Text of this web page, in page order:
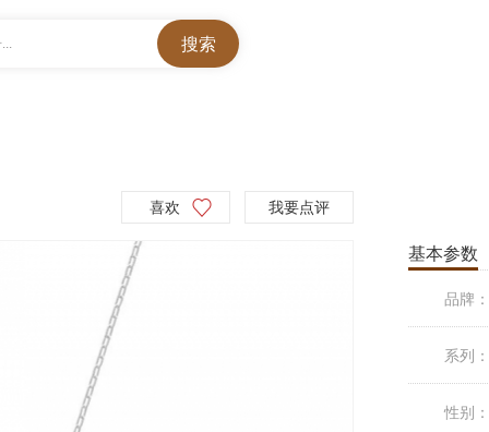
喜欢 我要点评
基本参数
品牌：
系列：
性别：